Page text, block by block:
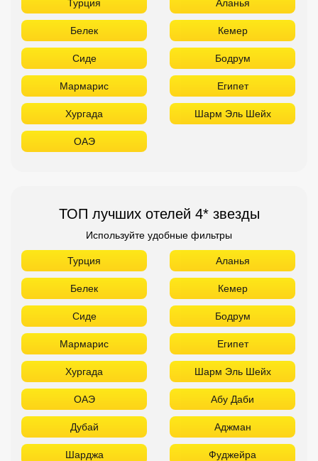
Турция Аланья
Белек Кемер
Сиде Бодрум
Мармарис Египет
Хургада Шарм Эль Шейх
ОАЭ
ТОП лучших отелей 4* звезды
Используйте удобные фильтры
Турция Аланья
Белек Кемер
Сиде Бодрум
Мармарис Египет
Хургада Шарм Эль Шейх
ОАЭ Абу Даби
Дубай Аджман
Шарджа Фуджейра